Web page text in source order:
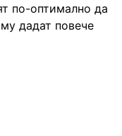
по-оптимално да
дадат повече